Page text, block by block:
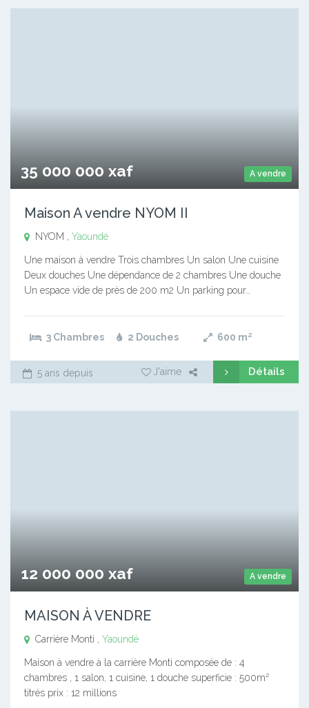
A vendre
35 000 000 xaf
Maison A vendre NYOM II
NYOM , Yaoundé
Une maison à vendre Trois chambres Un salon Une cuisine
Deux douches Une dépendance de 2 chambres Une douche
Un espace vide de près de 200 m2 Un parking pour…
3 Chambres 2 Douches 600 m²
5 ans depuis J'aime Détails
A vendre
12 000 000 xaf
MAISON À VENDRE
Carrière Monti , Yaoundé
Maison à vendre à la carrière Monti composée de : 4
chambres , 1 salon, 1 cuisine, 1 douche superficie : 500m²
titrés prix : 12 millions